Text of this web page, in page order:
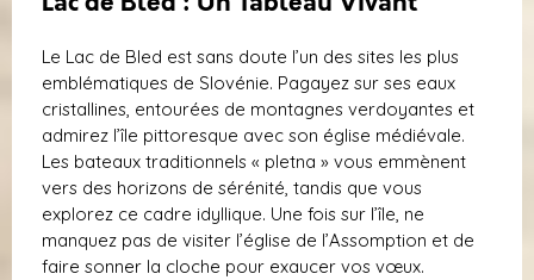
Le Lac de Bled est sans doute l’un des sites les plus
emblématiques de Slovénie. Pagayez sur ses eaux
cristallines, entourées de montagnes verdoyantes et
admirez l’île pittoresque avec son église médiévale.
Les bateaux traditionnels « pletna » vous emmènent
vers des horizons de sérénité, tandis que vous
explorez ce cadre idyllique. Une fois sur l’île, ne
manquez pas de visiter l’église de l’Assomption et de
faire sonner la cloche pour exaucer vos vœux.